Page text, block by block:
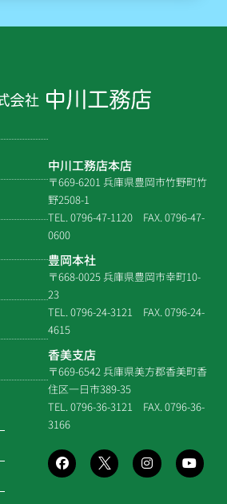
中川工務店本店
〒669-6201 兵庫県豊岡市竹野町竹
野2508-1
TEL. 0796-47-1120 FAX. 0796-47-
0600
豊岡本社
〒668-0025 兵庫県豊岡市幸町10-
23
TEL. 0796-24-3121 FAX. 0796-24-
4615
香美支店
〒669-6542 兵庫県美方郡香美町香
住区一日市389-35
TEL. 0796-36-3121 FAX. 0796-36-
3166